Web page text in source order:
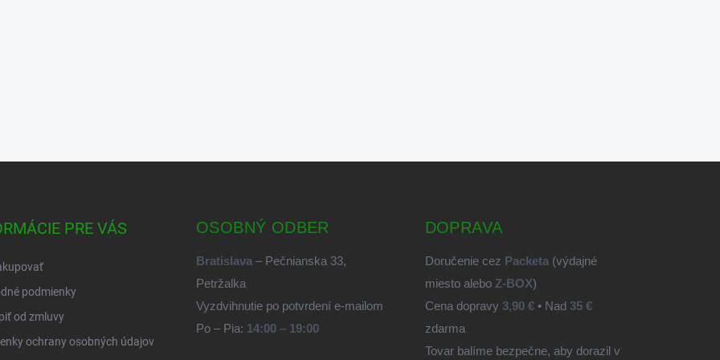
PRE VÁS
podmienky
od zmluvy
ochrany osobných údajov
OSOBNÝ ODBER
Bratislava – Pečnianska 33,
Petržalka
Vyzdvihnutie po potvrdení e-mailom
Po – Pia: 14:00 – 19:00
DOPRAVA
Doručenie cez Packeta(výdajné
miesto alebo Z-BOX)
Cena dopravy 3,90 €• Nad 35 €
zdarma
Tovar balíme bezpečne, aby dorazil v